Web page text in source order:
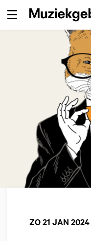
Menu
ZO 21 JAN 2024